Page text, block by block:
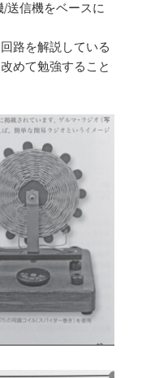
送信機をベースに
路を解説している
めて勉強すること